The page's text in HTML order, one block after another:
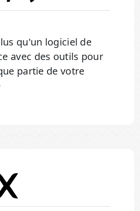
qu'un logiciel de
avec des outils pour
partie de votre